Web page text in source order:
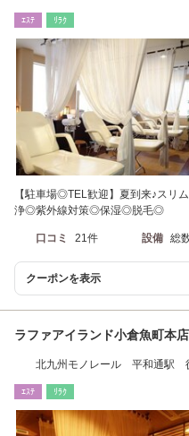
ｴｽﾃ ﾘﾗｸ
【駐車場◎TEL歓迎】夏到来♪スリ
浄◎紫外線対策◎保湿◎脱毛◎
口コミ 21件 設備 総
クーポンを表示
ラファアイランド小倉魚町本店
北九州モノレール 平和通駅
ｴｽﾃ ﾘﾗｸ